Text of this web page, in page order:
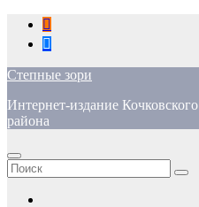
Перейти
содержимому
Степные зори
Интернет-издание Кочковского
района